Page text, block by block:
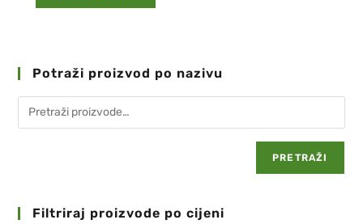
Potraži proizvod po nazivu
PRETRAŽI
Filtriraj proizvode po cijeni